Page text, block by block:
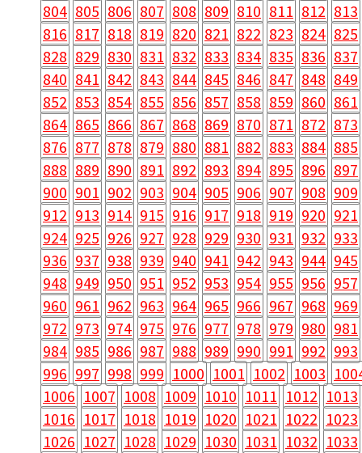
804 805 806 807 808 809 810 811 812 813
816 817 818 819 820 821 822 823 824 825
828 829 830 831 832 833 834 835 836 837
840 841 842 843 844 845 846 847 848 849
852 853 854 855 856 857 858 859 860 861
864 865 866 867 868 869 870 871 872 873
876 877 878 879 880 881 882 883 884 885
888 889 890 891 892 893 894 895 896 897
900 901 902 903 904 905 906 907 908 909
912 913 914 915 916 917 918 919 920 921
924 925 926 927 928 929 930 931 932 933
936 937 938 939 940 941 942 943 944 945
948 949 950 951 952 953 954 955 956 957
960 961 962 963 964 965 966 967 968 969
972 973 974 975 976 977 978 979 980 981
984 985 986 987 988 989 990 991 992 993
996 997 998 999 1000 1001 1002 1003
1006 1007 1008 1009 1010 1011 1012 1013
1016 1017 1018 1019 1020 1021 1022 1023
1026 1027 1028 1029 1030 1031 1032 1033